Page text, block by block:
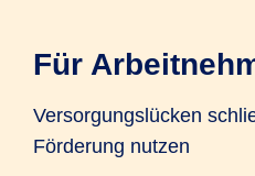
due to trackers
to the visitor.
needs to setup
CMP to add this
Für
Versorgungslücken
Förderung nutzen